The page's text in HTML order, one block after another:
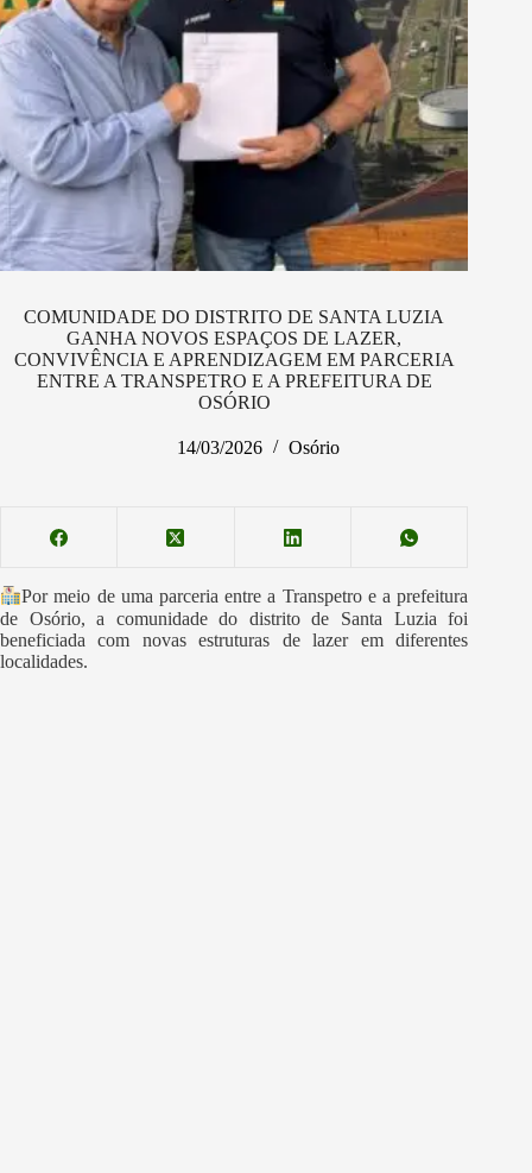
COMUNIDADE DO DISTRITO DE SANTA LUZIA
GANHA NOVOS ESPAÇOS DE LAZER,
CONVIVÊNCIA E APRENDIZAGEM EM PARCERIA
ENTRE A TRANSPETRO E A PREFEITURA DE
OSÓRIO
14/03/2026 Osório
Por meio de uma parceria entre a Transpetro e a prefeitura
de Osório, a comunidade do distrito de Santa Luzia foi
beneficiada com novas estruturas de lazer em diferentes
localidades.